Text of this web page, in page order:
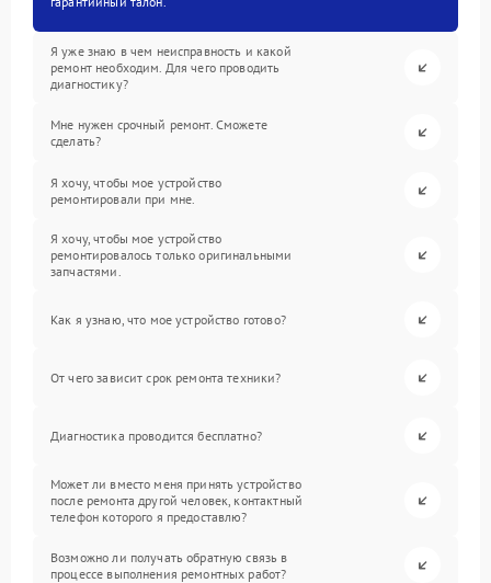
Я уже знаю в чем неисправность и какой
ремонт необходим. Для чего проводить
диагностику?
Мне нужен срочный ремонт. Сможете
сделать?
Я хочу, чтобы мое устройство
ремонтировали при мне.
Я хочу, чтобы мое устройство
ремонтировалось только оригинальными
запчастями.
Как я узнаю, что мое устройство готово?
От чего зависит срок ремонта техники?
Диагностика проводится бесплатно?
Может ли вместо меня принять устройство
после ремонта другой человек, контактный
телефон которого я предоставлю?
Возможно ли получать обратную связь в
процессе выполнения ремонтных работ?